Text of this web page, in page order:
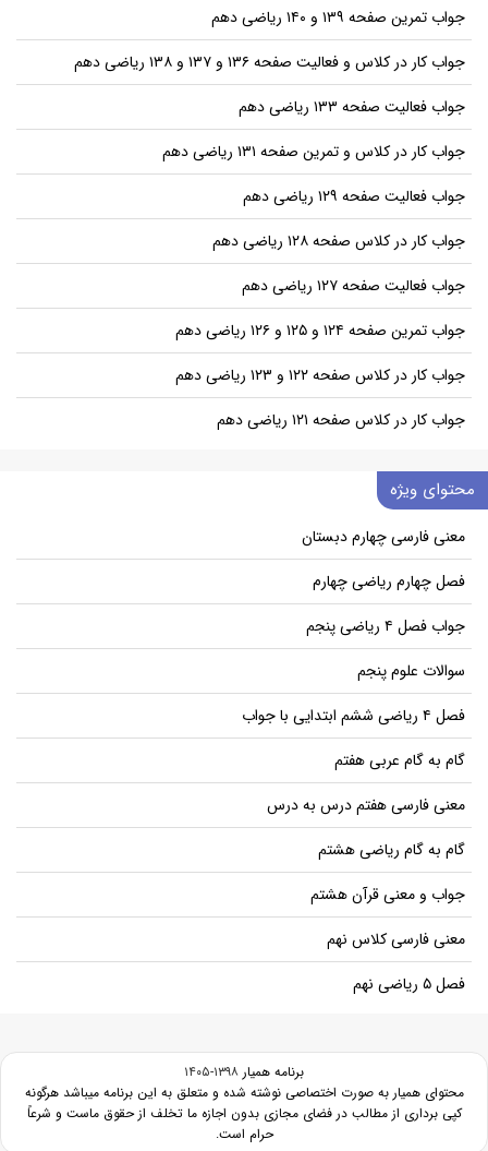
جواب تمرین صفحه ۱۳۹ و ۱۴۰ ریاضی دهم
جواب کار در کلاس و فعالیت صفحه ۱۳۶ و ۱۳۷ و ۱۳۸ ریاضی دهم
جواب فعالیت صفحه ۱۳۳ ریاضی دهم
جواب کار در کلاس و تمرین صفحه ۱۳۱ ریاضی دهم
جواب فعالیت صفحه ۱۲۹ ریاضی دهم
جواب کار در کلاس صفحه ۱۲۸ ریاضی دهم
جواب فعالیت صفحه ۱۲۷ ریاضی دهم
جواب تمرین صفحه ۱۲۴ و ۱۲۵ و ۱۲۶ ریاضی دهم
جواب کار در کلاس صفحه ۱۲۲ و ۱۲۳ ریاضی دهم
جواب کار در کلاس صفحه ۱۲۱ ریاضی دهم
محتوای ویژه
معنی فارسی چهارم دبستان
فصل چهارم ریاضی چهارم
جواب فصل ۴ ریاضی پنجم
سوالات علوم پنجم
فصل ۴ ریاضی ششم ابتدایی با جواب
گام به گام عربی هفتم
معنی فارسی هفتم درس به درس
گام به گام ریاضی هشتم
جواب و معنی قرآن هشتم
معنی فارسی کلاس نهم
فصل ۵ ریاضی نهم
برنامه همیار ۱۳۹۸-۱۴۰۵
محتوای همیار به صورت اختصاصی نوشته شده و متعلق به این برنامه میباشد هرگونه
کپی برداری از مطالب در فضای مجازی بدون اجازه ما تخلف از حقوق ماست و شرعاً
حرام است.